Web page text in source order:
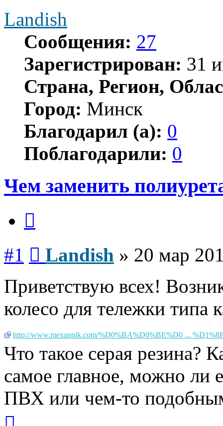
Landish
Сообщения: 27
Зарегистрирован: 31
Страна, Регион,
Город: Минск
Благодарил (а): 0
Поблагодарили: 0
Чем заменить
#1 Landish » 20 мар
Приветствую всех!
колесо для тележки типа
http://www.mexannik.com/%D0%BA%D0%BE%D0 ...
Что такое серая резина?
самое главное, можно ли
ПВХ или чем-то